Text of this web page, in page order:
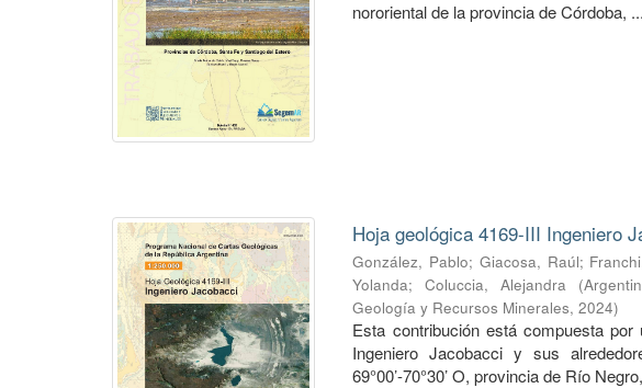
nororiental de la provincia de Córdoba, ...
Hoja geológica 4169-III Ingeniero
González, Pablo; Giacosa, Raúl;
Yolanda;Coluccia, Alejandra (
Geología y Recursos Minerales,2024)
Esta contribución está compuesta
Ingeniero Jacobacci y sus
69°00’-70°30’ O, provincia de Río